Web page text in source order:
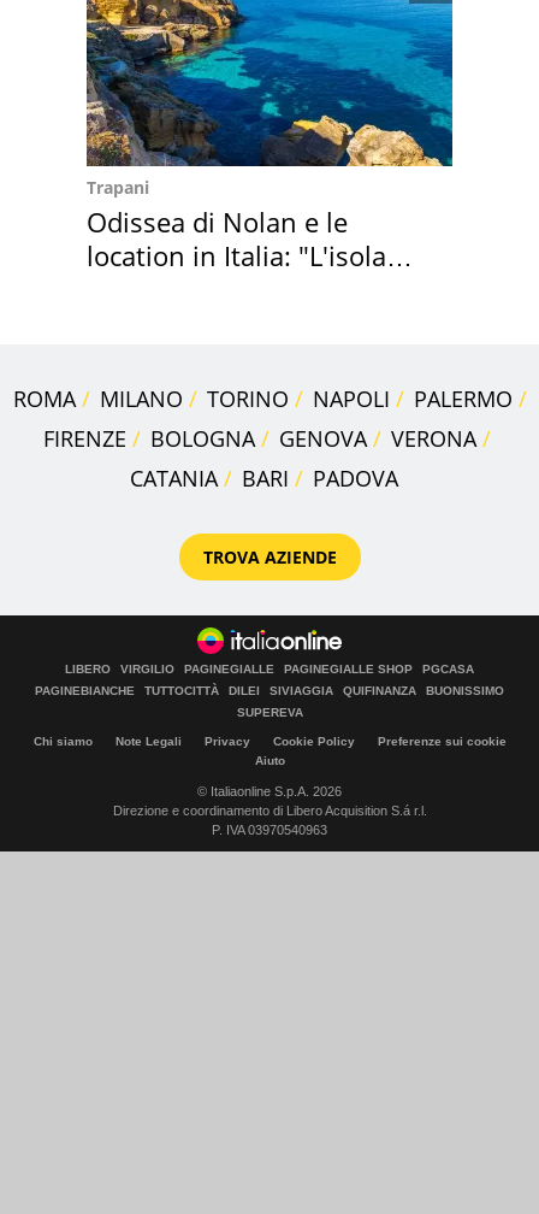
Trapani
Odissea di Nolan e le
location in Italia: "L'isola
ROMA MILANO TORINO NAPOLI
PALERMO
FIRENZE
BOLOGNA GENOVA
VERONA
CATANIA
BARI PADOVA
TROVA AZIENDE
LIBERO VIRGILIO PAGINEGIALLE PAGINEGIALLE SHOP
PGCASA
PAGINEBIANCHE
TUTTOCITTÀ DILEI SIVIAGGIA QUIFINANZA
BUONISSIMO
SUPEREVA
Chi siamo Note Legali Privacy Cookie Policy
Preferenze sui cookie
Aiuto
© Italiaonline S.p.A. 2026
Direzione e coordinamento di Libero Acquisition S.á r.l.
P. IVA 03970540963